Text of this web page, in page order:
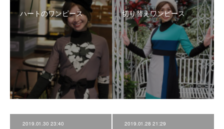
ハートのワンピース 切り替えワンピース
2019.01.30 23:40 2019.01.28 21:29